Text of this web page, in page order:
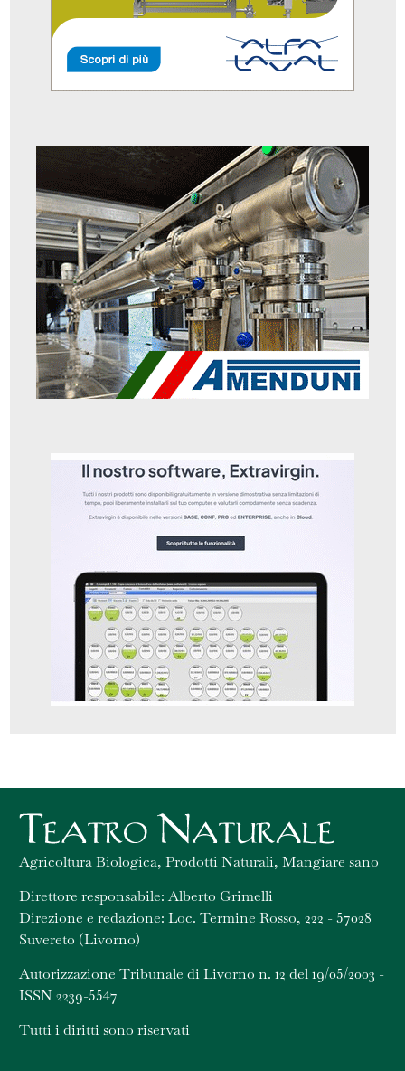
Agricoltura Biologica, Prodotti Naturali, Mangiare sano
Direttore responsabile: Alberto Grimelli
Direzione e redazione: Loc. Termine Rosso, 222 - 57028
Suvereto (Livorno)
Autorizzazione Tribunale di Livorno n. 12 del 19/05/2003 -
ISSN 2239-5547
Tutti i diritti sono riservati